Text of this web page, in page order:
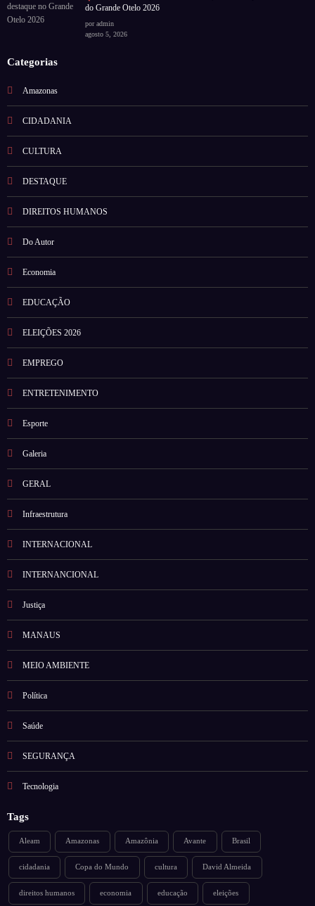
do Grande Otelo 2026
por admin
agosto 5, 2026
Categorias
Amazonas
CIDADANIA
CULTURA
DESTAQUE
DIREITOS HUMANOS
Do Autor
Economia
EDUCAÇÃO
ELEIÇÕES 2026
EMPREGO
ENTRETENIMENTO
Esporte
Galeria
GERAL
Infraestrutura
INTERNACIONAL
INTERNANCIONAL
Justiça
MANAUS
MEIO AMBIENTE
Política
Saúde
SEGURANÇA
Tecnologia
Tags
Aleam Amazonas Amazônia Avante Brasil
cidadania Copa do Mundo cultura David Almeida
direitos humanos economia educação eleições